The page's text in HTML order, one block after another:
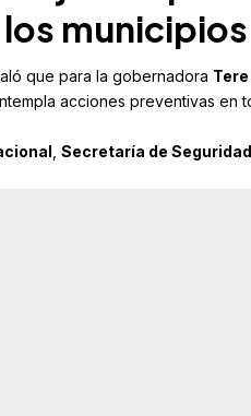
municipios
que para la gobernadora
acciones preventivas en
Secretaría de